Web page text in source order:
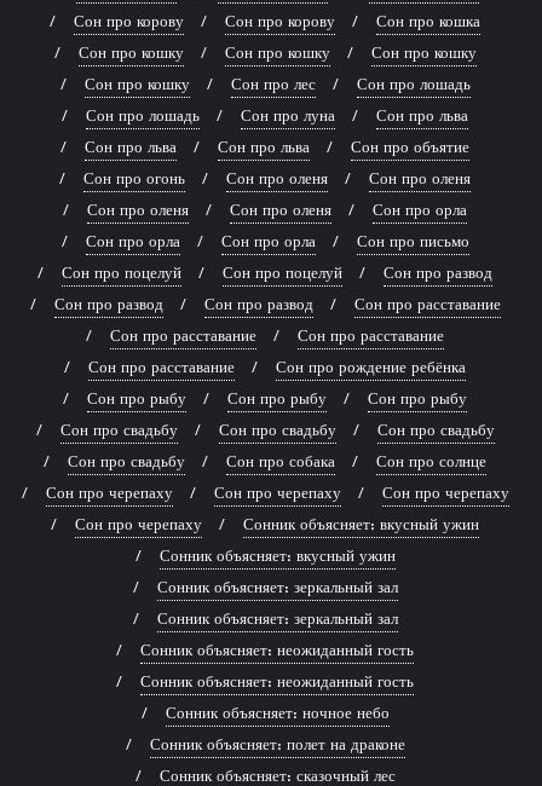
Сон про корову
Сон про корову
Сон про кошка
Сон про кошку
Сон про кошку
Сон про кошку
Сон про кошку
Сон про лес
Сон про лошадь
Сон про лошадь
Сон про луна
Сон про льва
Сон про льва
Сон про льва
Сон про объятие
Сон про огонь
Сон про оленя
Сон про оленя
Сон про оленя
Сон про оленя
Сон про орла
Сон про орла
Сон про орла
Сон про письмо
Сон про поцелуй
Сон про поцелуй
Сон про развод
Сон про развод
Сон про развод
Сон про расставание
Сон про расставание
Сон про расставание
Сон про расставание
Сон про рождение ребёнка
Сон про рыбу
Сон про рыбу
Сон про рыбу
Сон про свадьбу
Сон про свадьбу
Сон про свадьбу
Сон про свадьбу
Сон про собака
Сон про солнце
Сон про черепаху
Сон про черепаху
Сон про черепаху
Сон про черепаху
Сонник объясняет: вкусный ужин
Сонник объясняет: вкусный ужин
Сонник объясняет: зеркальный зал
Сонник объясняет: зеркальный зал
Сонник объясняет: неожиданный гость
Сонник объясняет: неожиданный гость
Сонник объясняет: ночное небо
Сонник объясняет: полет на драконе
Сонник объясняет: сказочный лес